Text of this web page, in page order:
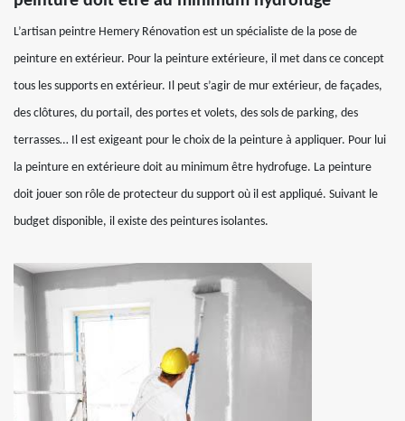
L’artisan peintre Hemery Rénovation est un spécialiste de la pose de
peinture en extérieur. Pour la peinture extérieure, il met dans ce concept
tous les supports en extérieur. Il peut s’agir de mur extérieur, de façades,
des clôtures, du portail, des portes et volets, des sols de parking, des
terrasses… Il est exigeant pour le choix de la peinture à appliquer. Pour lui
la peinture en extérieure doit au minimum être hydrofuge. La peinture
doit jouer son rôle de protecteur du support où il est appliqué. Suivant le
budget disponible, il existe des peintures isolantes.